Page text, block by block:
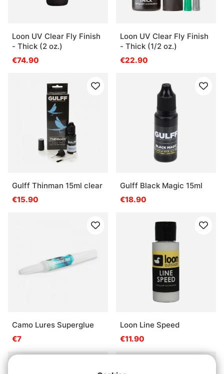
Loon UV Clear Fly Finish
- Thick (2 oz.)
€74.90
Loon UV Clear Fly Finish
- Thick (1/2 oz.)
€22.90
Gulff Thinman 15ml clear
€15.90
Gulff Black Magic 15ml
€18.90
Camo Lures Superglue
€7
Loon Line Speed
€11.90